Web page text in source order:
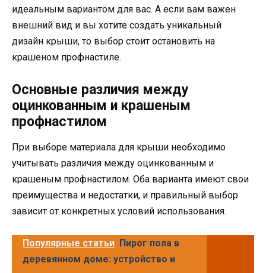
идеальным вариантом для вас. А если вам важен
внешний вид и вы хотите создать уникальный
дизайн крыши, то выбор стоит остановить на
крашеном профнастиле.
Основные различия между
оцинкованным и крашеным
профнастилом
При выборе материала для крыши необходимо
учитывать различия между оцинкованным и
крашеным профнастилом. Оба варианта имеют свои
преимущества и недостатки, и правильный выбор
зависит от конкретных условий использования.
Популярные статьи Пирог пола в
деревянном доме: устройство и